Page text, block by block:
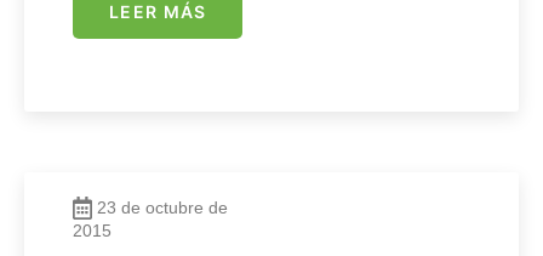
LEER MÁS
23 de octubre de
2015